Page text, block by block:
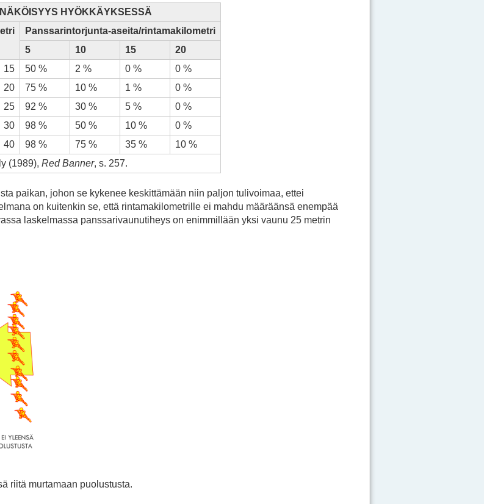
HYÖKKÄYKSESSÄ
Panssarintorjunta-aseita/rintamakilometri
5
10 15
20
15
50 % 2 % 0 %
0 %
20
75 % 10 % 1 %
0 %
25
92 % 30 % 5 %
0 %
30
98 % 50 % 10 %
0 %
40
98 % 75 % 35 %
10 %
(1989), Red Banner, s. 257.
paikan, johon se kykenee keskittämään niin paljon tulivoimaa, ettei
on kuitenkin se, että rintamakilometrille ei mahdu määräänsä enempää
laskelmassa panssarivaunutiheys on enimmillään yksi vaunu 25 metrin
riitä murtamaan puolustusta.